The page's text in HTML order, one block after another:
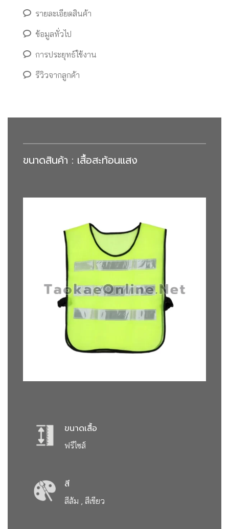
รายละเอียดสินค้า
ข้อมูลทั่วไป
การประยุทธ์ใช้งาน
รีวิวจากลูกค้า
ขนาดสินค้า : เสื้อสะท้อนแสง
ขนาดเสื้อ
ฟรีไซส์
สี
สีส้ม , สีเขียว